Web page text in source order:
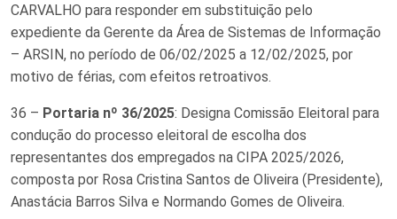
CARVALHO para responder em substituição pelo
expediente da Gerente da Área de Sistemas de Informação
– ARSIN, no período de 06/02/2025 a 12/02/2025, por
motivo de férias, com efeitos retroativos.
36 – Portaria nº 36/2025: Designa Comissão Eleitoral para
condução do processo eleitoral de escolha dos
representantes dos empregados na CIPA 2025/2026,
composta por Rosa Cristina Santos de Oliveira (Presidente),
Anastácia Barros Silva e Normando Gomes de Oliveira.